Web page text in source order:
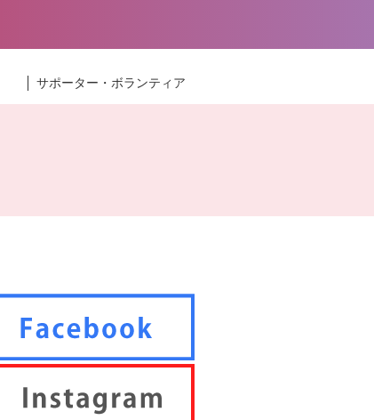
サポーター・ボランティア